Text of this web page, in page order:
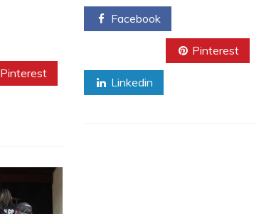
Pinterest
Facebook
Pinterest
Linkedin